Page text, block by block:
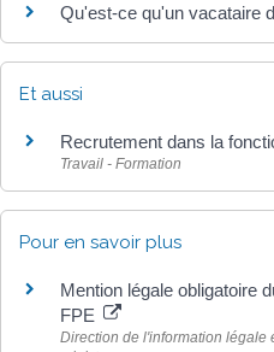
Qu'est-ce qu'un vacataire
Et aussi
Recrutement dans la
Travail - Formation
Pour en savoir plus
Mention légale obligatoire
FPE
Direction de l'information légale